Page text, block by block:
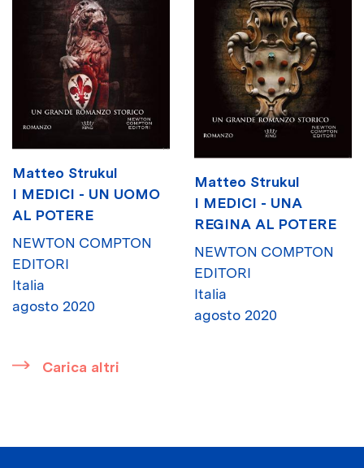
Matteo Strukul
I MEDICI - UN UOMO
AL POTERE
NEWTON COMPTON
EDITORI
Italia
agosto 2020
Matteo Strukul
I MEDICI - UNA
REGINA AL POTERE
NEWTON COMPTON
EDITORI
Italia
agosto 2020
​ Carica altri